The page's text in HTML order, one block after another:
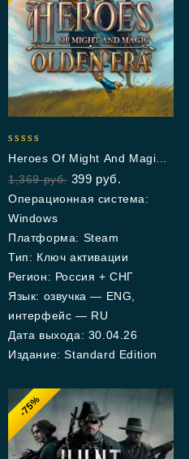
out of 5
Heroes Of Might And Magic:
Olden Era
1,369руб. 399 руб.
Операционная система:
Windows
Платформа: Steam
Тип: Ключ активации
Регион: Россия + СНГ
Язык: озвучка — ENG,
интерфейс — RU
Дата выхода: 30.04.26
Издание: Standard Edition
-75%